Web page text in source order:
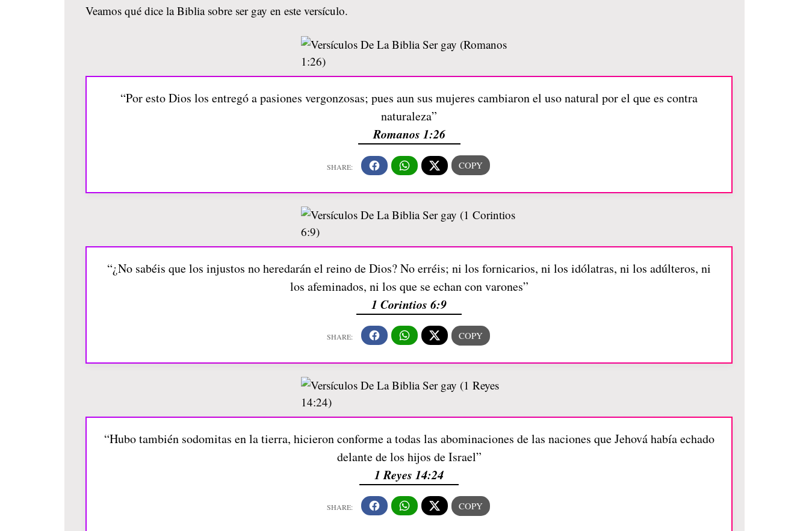
Veamos qué dice la Biblia sobre ser gay en este versículo.
“Por esto Dios los entregó a pasiones vergonzosas; pues aun sus mujeres cambiaron el uso natural por el que es contra
naturaleza”
Romanos 1:26
“¿No sabéis que los injustos no heredarán el reino de Dios? No erréis; ni los fornicarios, ni los idólatras, ni los adúlteros, ni
los afeminados, ni los que se echan con varones”
1 Corintios 6:9
“Hubo también sodomitas en la tierra, hicieron conforme a todas las abominaciones de las naciones que Jehová había echado
delante de los hijos de Israel”
1 Reyes 14:24